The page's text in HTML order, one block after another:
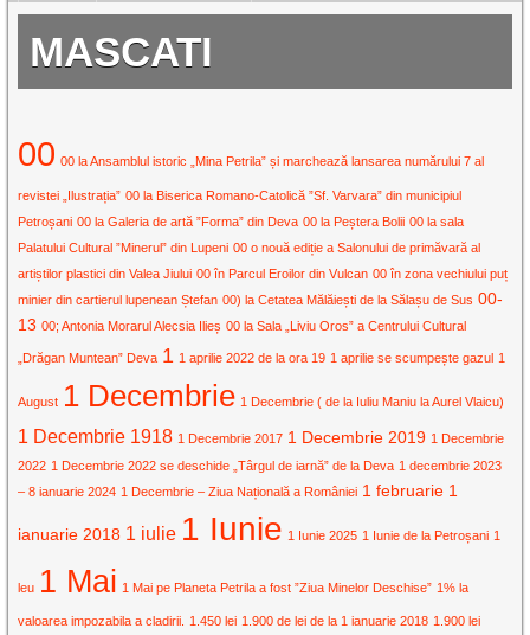
MASCATI
00 00 la Ansamblul istoric „Mina Petrila” și marchează lansarea numărului 7 al
revistei „Ilustrația” 00 la Biserica Romano-Catolică ”Sf. Varvara” din municipiul
Petroșani 00 la Galeria de artă ”Forma” din Deva 00 la Peștera Bolii 00 la sala
Palatului Cultural ”Minerul” din Lupeni 00 o nouă ediție a Salonului de primăvară al
artiștilor plastici din Valea Jiului 00 în Parcul Eroilor din Vulcan 00 în zona vechiului puț
minier din cartierul lupenean Ștefan 00) la Cetatea Mălăiești de la Sălașu de Sus 00-
13 00; Antonia Morarul Alecsia Ilieș 00 la Sala „Liviu Oros” a Centrului Cultural
„Drăgan Muntean” Deva 1 1 aprilie 2022 de la ora 19 1 aprilie se scumpește gazul 1
August 1 Decembrie 1 Decembrie ( de la Iuliu Maniu la Aurel Vlaicu)
1 Decembrie 1918 1 Decembrie 2017 1 Decembrie 2019 1 Decembrie
2022 1 Decembrie 2022 se deschide „Târgul de iarnă” de la Deva 1 decembrie 2023
– 8 ianuarie 2024 1 Decembrie – Ziua Națională a României 1 februarie 1
ianuarie 2018 1 iulie 1 Iunie 1 Iunie 2025 1 Iunie de la Petroșani 1
leu 1 Mai 1 Mai pe Planeta Petrila a fost ”Ziua Minelor Deschise” 1% la
valoarea impozabila a cladirii. 1.450 lei 1.900 de lei de la 1 ianuarie 2018 1.900 lei